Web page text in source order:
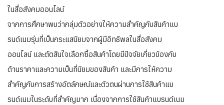
ในสื่อสังคมออนไลน์
จากการศึกษาพบว่ากลุ่มตัวอย่างให้ความสำคัญกับสินค้าแบ
รนด์เนมรุ่นที่เป็นกระแสนิยมจากผู้มีอิทธิพลในสื่อสังคม
ออนไลน์ และตัดสินใจเลือกซื้อสินค้าโดยมีปัจจัยเกี่ยวข้องกับ
ด้านราคาและความเป็นที่นิยมของสินค้า และมีการให้ความ
สำคัญกับการสร้างอัตลักษณ์และตัวตนผ่านการใช้สินค้าแบ
รนด์เนมในระดับที่สำคัญมาก เนื่องจากการใช้สินค้าแบรนด์เนม